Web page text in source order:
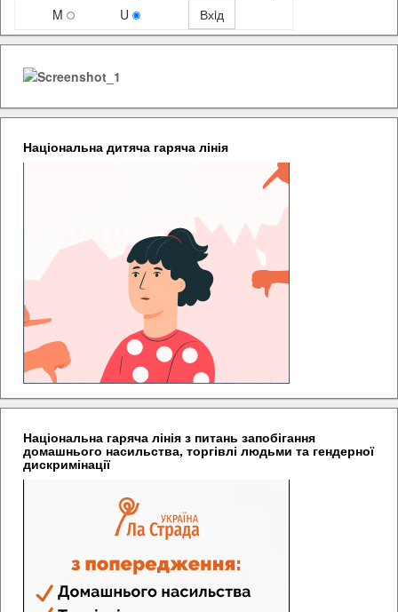
M
U
Національна дитяча гаряча лінія
Національна гаряча лінія з питань запобігання
домашнього насильства, торгівлі людьми та гендерної
дискримінації